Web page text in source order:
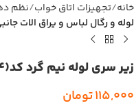
خانه تجهیزات اتاق خواب نظم
لوله و رگال لباس و یراق الات
زیر سری لوله نیم گرد کد(1024) ملونی
115,000تومان